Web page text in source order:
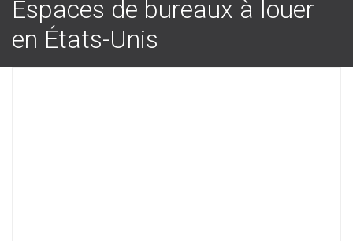
Espaces de bureaux à louer
en États-Unis